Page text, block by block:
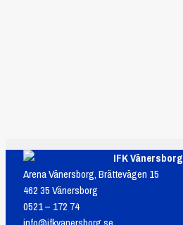
IFK Vänersborg
Arena Vänersborg, Brättevägen 15
462 35 Vänersborg
0521 – 172 74